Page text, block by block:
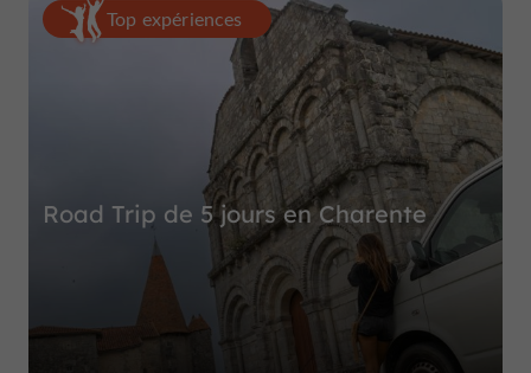
Top expériences
Road Trip de 5 jours en Charente